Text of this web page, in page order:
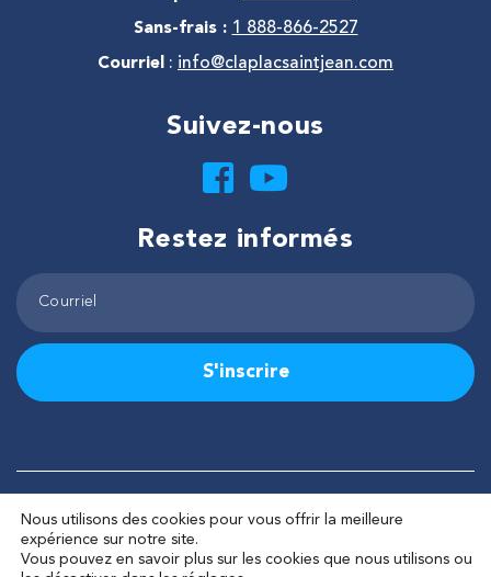
Sans-frais : 1 888-866-2527
Courriel : info@claplacsaintjean.com
Suivez-nous
Restez informés
S'inscrire
Lac-Saint-Jean
Fait avec
parLa Web Shop
Nous utilisons des cookies pour vous offrir la meilleure
expérience sur notre site.
Vous pouvez en savoir plus sur les cookies que nous utilisons ou